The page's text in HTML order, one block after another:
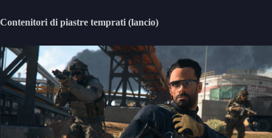
Contenitori di piastre temprati (lancio)